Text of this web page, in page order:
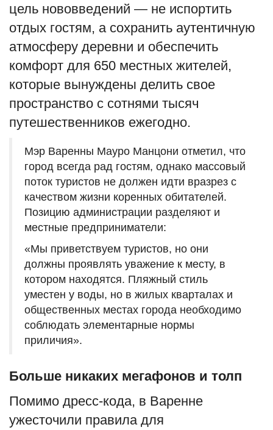
цель нововведений — не испортить
отдых гостям, а сохранить аутентичную
атмосферу деревни и обеспечить
комфорт для 650 местных жителей,
которые вынуждены делить свое
пространство с сотнями тысяч
путешественников ежегодно.
Мэр Варенны Мауро Манцони отметил, что
город всегда рад гостям, однако массовый
поток туристов не должен идти вразрез с
качеством жизни коренных обитателей.
Позицию администрации разделяют и
местные предприниматели:
«Мы приветствуем туристов, но они
должны проявлять уважение к месту, в
котором находятся. Пляжный стиль
уместен у воды, но в жилых кварталах и
общественных местах города необходимо
соблюдать элементарные нормы
приличия».
Больше никаких мегафонов и толп
Помимо дресс-кода, в Варенне
ужесточили правила для